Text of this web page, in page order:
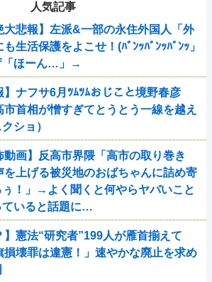
人気記事
大悲報】左派&一部の永住外国人「外
も生活保護をよこせ！(ﾊﾞﾝｯﾊﾞﾝｯﾊﾞﾝｯ」
「ほーん…」→
】ナフサ6月ﾂﾑﾂﾑおじこと境野春彦
市首相が憎すぎてとうとう一線を越え
ショ）
動画】反高市界隈「高市の取り巻き
を上げる被災地のおばちゃんに詰め寄
ぅ！」→よく聞くと何やらヤバいこと
ていると話題に…
】憲法“研究者”199人が雁首揃えて
損壊罪は違憲！」速やかな廃止を求め